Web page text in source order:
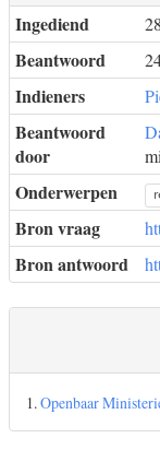
Ingediend
Beantwoord
Indieners
Beantwoord
door
Onderwerpen
Bron vraag
Bron antwoord
1.Openbaar